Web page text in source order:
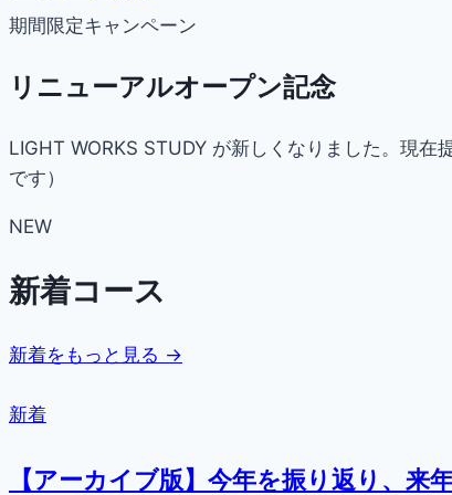
期間限定キャンペーン
リニューアルオープン記念
LIGHT WORKS STUDY が新しくなりました。現
です）
NEW
新着コース
新着をもっと見る →
新着
【アーカイブ版】今年を振り返り、来